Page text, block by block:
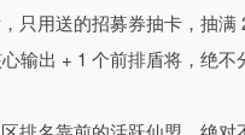
抽卡” 的垄断壁垒，所有顶
本命神将，组建专属征战阵
一无二的强力军团，沉浸式
盘攻城略地，万人同屏跨服
只用送的招募券抽卡，抽
输出 + 1 个前排盾将，绝